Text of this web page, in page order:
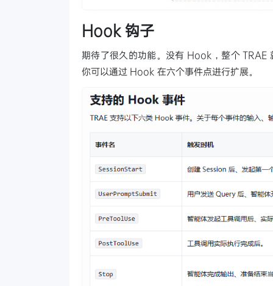
Hook 钩子
期待了很久的功能。没有 Hook，整个 TRAE
你可以通过 Hook 在六个事件点进行扩展。